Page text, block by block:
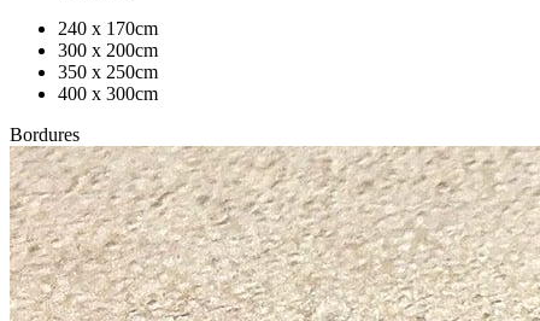
240 x 170cm
300 x 200cm
350 x 250cm
400 x 300cm
Bordures